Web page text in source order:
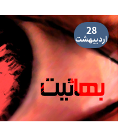
28
اردیبهشت